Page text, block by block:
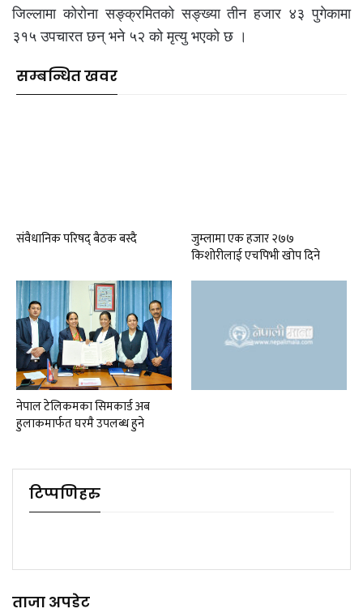
जिल्लामा कोरोना सङ्क्रमितको सङ्ख्या तीन हजार ४३ पुगेकामा
३१५ उपचारत छन् भने ५२ को मृत्यु भएको छ ।
सम्बन्धित खवर
संवैधानिक परिषद् बैठक बस्दै
जुम्लामा एक हजार २७७
किशोरीलाई एचपिभी खोप दिने
नेपाल टेलिकमका सिमकार्ड अब
हुलाकमार्फत घरमै उपलब्ध हुने
टिप्पणिहरु
ताजा अपडेट